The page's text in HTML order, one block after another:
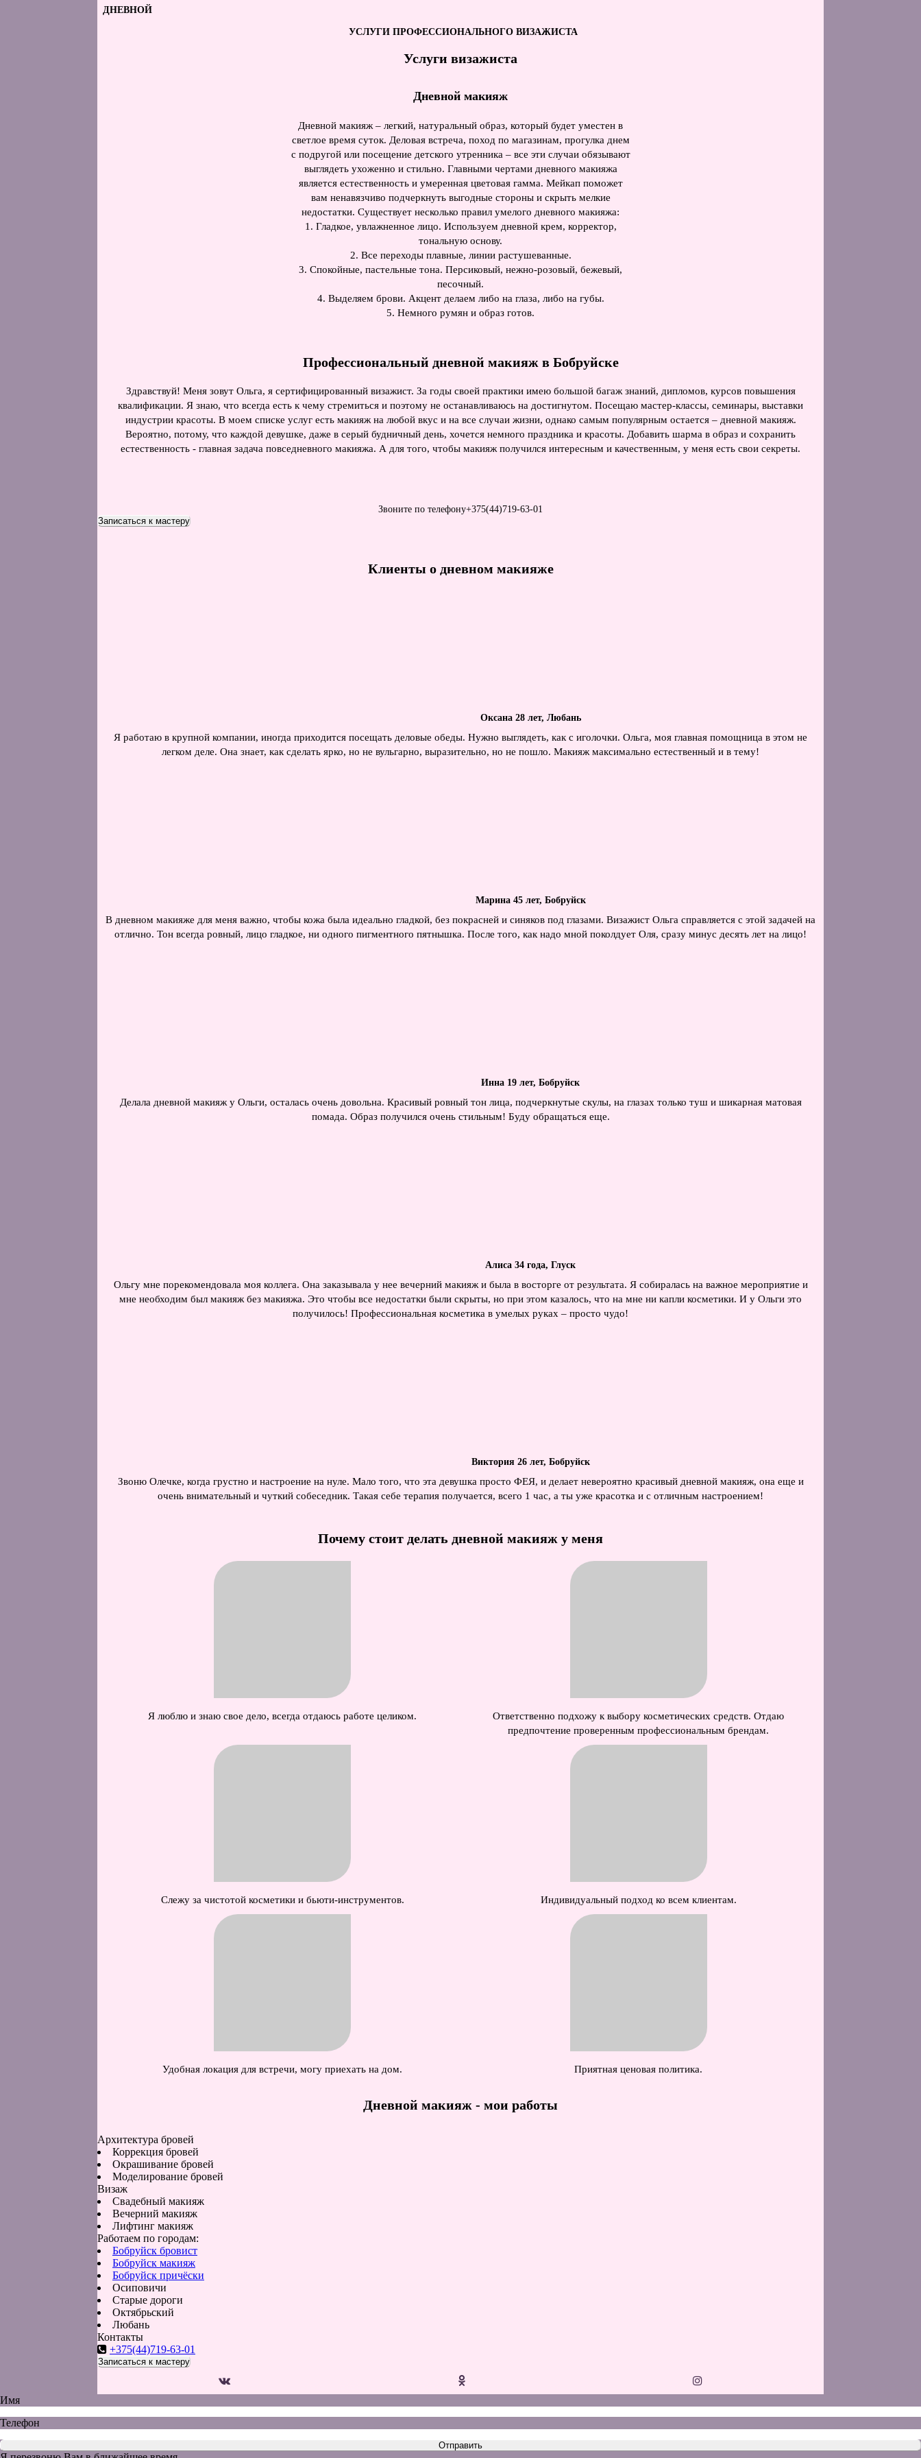
ДНЕВНОЙ
УСЛУГИ ПРОФЕССИОНАЛЬНОГО ВИЗАЖИСТА
Услуги визажиста
Дневной макияж
Дневной макияж – легкий, натуральный образ, который будет уместен в
светлое время суток. Деловая встреча, поход по магазинам, прогулка днем
с подругой или посещение детского утренника – все эти случаи обязывают
выглядеть ухоженно и стильно. Главными чертами дневного макияжа
является естественность и умеренная цветовая гамма. Мейкап поможет
вам ненавязчиво подчеркнуть выгодные стороны и скрыть мелкие
недостатки. Существует несколько правил умелого дневного макияжа:
1. Гладкое, увлажненное лицо. Используем дневной крем, корректор,
тональную основу.
2. Все переходы плавные, линии растушеванные.
3. Спокойные, пастельные тона. Персиковый, нежно-розовый, бежевый,
песочный.
4. Выделяем брови. Акцент делаем либо на глаза, либо на губы.
5. Немного румян и образ готов.
Профессиональный дневной макияж в Бобруйске
Здравствуй! Меня зовут Ольга, я сертифицированный визажист. За годы своей практики имею большой багаж знаний, дипломов, курсов повышения
квалификации. Я знаю, что всегда есть к чему стремиться и поэтому не останавливаюсь на достигнутом. Посещаю мастер-классы, семинары, выставки
индустрии красоты. В моем списке услуг есть макияж на любой вкус и на все случаи жизни, однако самым популярным остается – дневной макияж.
Вероятно, потому, что каждой девушке, даже в серый будничный день, хочется немного праздника и красоты. Добавить шарма в образ и сохранить
естественность - главная задача повседневного макияжа. А для того, чтобы макияж получился интересным и качественным, у меня есть свои секреты.
Звоните по телефону+375(44)719-63-01
Записаться к мастеру
Клиенты о дневном макияже
Оксана 28 лет, Любань
Я работаю в крупной компании, иногда приходится посещать деловые обеды. Нужно выглядеть, как с иголочки. Ольга, моя главная помощница в этом не
легком деле. Она знает, как сделать ярко, но не вульгарно, выразительно, но не пошло. Макияж максимально естественный и в тему!
Марина 45 лет, Бобруйск
В дневном макияже для меня важно, чтобы кожа была идеально гладкой, без покрасней и синяков под глазами. Визажист Ольга справляется с этой задачей на
отлично. Тон всегда ровный, лицо гладкое, ни одного пигментного пятнышка. После того, как надо мной поколдует Оля, сразу минус десять лет на лицо!
Инна 19 лет, Бобруйск
Делала дневной макияж у Ольги, осталась очень довольна. Красивый ровный тон лица, подчеркнутые скулы, на глазах только туш и шикарная матовая
помада. Образ получился очень стильным! Буду обращаться еще.
Алиса 34 года, Глуск
Ольгу мне порекомендовала моя коллега. Она заказывала у нее вечерний макияж и была в восторге от результата. Я собиралась на важное мероприятие и
мне необходим был макияж без макияжа. Это чтобы все недостатки были скрыты, но при этом казалось, что на мне ни капли косметики. И у Ольги это
получилось! Профессиональная косметика в умелых руках – просто чудо!
Виктория 26 лет, Бобруйск
Звоню Олечке, когда грустно и настроение на нуле. Мало того, что эта девушка просто ФЕЯ, и делает невероятно красивый дневной макияж, она еще и
очень внимательный и чуткий собеседник. Такая себе терапия получается, всего 1 час, а ты уже красотка и с отличным настроением!
Почему стоит делать дневной макияж у меня
Я люблю и знаю свое дело, всегда отдаюсь работе целиком.
Ответственно подхожу к выбору косметических средств. Отдаю
предпочтение проверенным профессиональным брендам.
Слежу за чистотой косметики и бьюти-инструментов. Индивидуальный подход ко всем клиентам.
Удобная локация для встречи, могу приехать на дом. Приятная ценовая политика.
Дневной макияж - мои работы
Архитектура бровей
Коррекция бровей
Окрашивание бровей
Моделирование бровей
Визаж
Свадебный макияж
Вечерний макияж
Лифтинг макияж
Работаем по городам:
Бобруйск бровист
Бобруйск макияж
Бобруйск причёски
Осиповичи
Старые дороги
Октябрьский
Любань
Контакты
+375(44)719-63-01
Записаться к мастеру
Имя
Телефон